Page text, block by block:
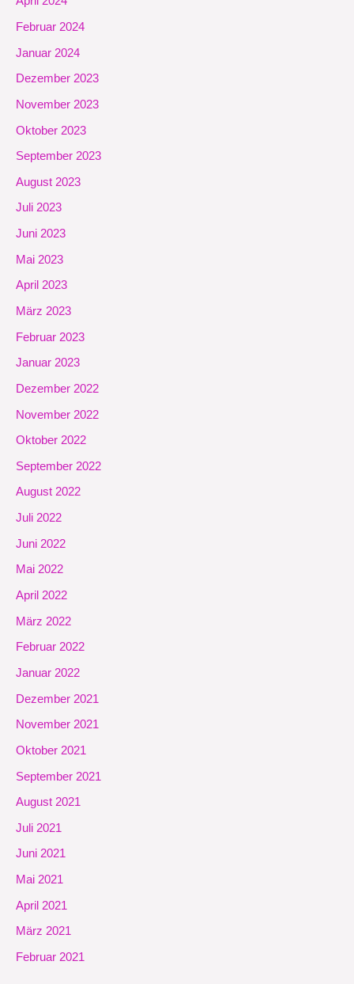
Februar 2024
Januar 2024
Dezember 2023
November 2023
Oktober 2023
September 2023
August 2023
Juli 2023
Juni 2023
Mai 2023
April 2023
März 2023
Februar 2023
Januar 2023
Dezember 2022
November 2022
Oktober 2022
September 2022
August 2022
Juli 2022
Juni 2022
Mai 2022
April 2022
März 2022
Februar 2022
Januar 2022
Dezember 2021
November 2021
Oktober 2021
September 2021
August 2021
Juli 2021
Juni 2021
Mai 2021
April 2021
März 2021
Februar 2021